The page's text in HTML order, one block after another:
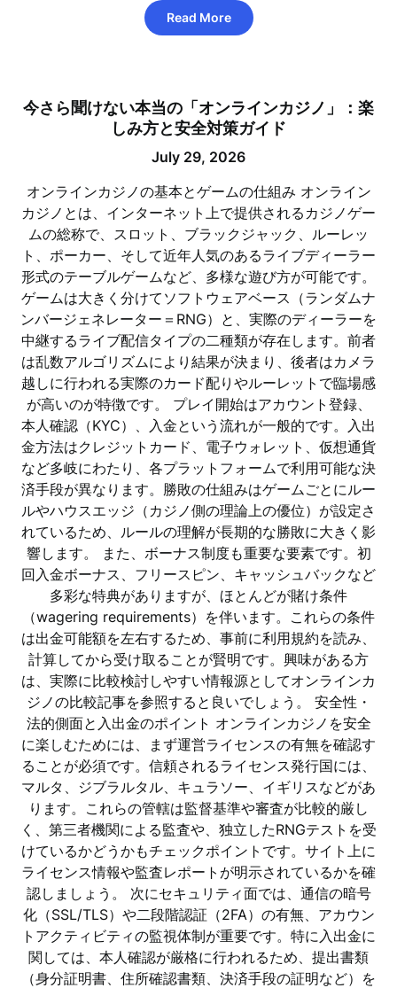
Read More
今さら聞けない本当の「オンラインカジノ」：楽
しみ方と安全対策ガイド
July 29, 2026
オンラインカジノの基本とゲームの仕組み オンライン
カジノとは、インターネット上で提供されるカジノゲー
ムの総称で、スロット、ブラックジャック、ルーレッ
ト、ポーカー、そして近年人気のあるライブディーラー
形式のテーブルゲームなど、多様な遊び方が可能です。
ゲームは大きく分けてソフトウェアベース（ランダムナ
ンバージェネレーター＝RNG）と、実際のディーラーを
中継するライブ配信タイプの二種類が存在します。前者
は乱数アルゴリズムにより結果が決まり、後者はカメラ
越しに行われる実際のカード配りやルーレットで臨場感
が高いのが特徴です。 プレイ開始はアカウント登録、
本人確認（KYC）、入金という流れが一般的です。入出
金方法はクレジットカード、電子ウォレット、仮想通貨
など多岐にわたり、各プラットフォームで利用可能な決
済手段が異なります。勝敗の仕組みはゲームごとにルー
ルやハウスエッジ（カジノ側の理論上の優位）が設定さ
れているため、ルールの理解が長期的な勝敗に大きく影
響します。 また、ボーナス制度も重要な要素です。初
回入金ボーナス、フリースピン、キャッシュバックなど
多彩な特典がありますが、ほとんどが賭け条件
（wagering requirements）を伴います。これらの条件
は出金可能額を左右するため、事前に利用規約を読み、
計算してから受け取ることが賢明です。興味がある方
は、実際に比較検討しやすい情報源としてオンラインカ
ジノの比較記事を参照すると良いでしょう。 安全性・
法的側面と入出金のポイント オンラインカジノを安全
に楽しむためには、まず運営ライセンスの有無を確認す
ることが必須です。信頼されるライセンス発行国には、
マルタ、ジブラルタル、キュラソー、イギリスなどがあ
ります。これらの管轄は監督基準や審査が比較的厳し
く、第三者機関による監査や、独立したRNGテストを受
けているかどうかもチェックポイントです。サイト上に
ライセンス情報や監査レポートが明示されているかを確
認しましょう。 次にセキュリティ面では、通信の暗号
化（SSL/TLS）や二段階認証（2FA）の有無、アカウン
トアクティビティの監視体制が重要です。特に入出金に
関しては、本人確認が厳格に行われるため、提出書類
（身分証明書、住所確認書類、決済手段の証明など）を